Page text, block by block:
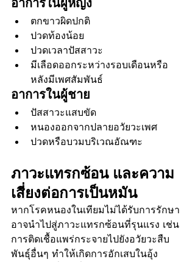
อาการในผู้หญิง
ตกขาวผิดปกติ
ปวดท้องน้อย
ปวดเวลาปัสสาวะ
มีเลือดออกระหว่างรอบเดือนหรือ
หลังมีเพศสัมพันธ์
อาการในผู้ชาย
ปัสสาวะแสบขัด
หนองออกจากปลายอวัยวะเพศ
ปวดหรือบวมบริเวณอัณฑะ
ภาวะแทรกซ้อน และความ
เสี่ยงต่อการเป็นหมัน
หากโรคหนองในเทียมไม่ได้รับการรักษา
อาจนำไปสู่ภาวะแทรกซ้อนที่รุนแรง เช่น
การติดเชื้อแพร่กระจายไปยังอวัยวะสืบ
พันธุ์อื่นๆ ทำให้เกิดการอักเสบในอุ้ง